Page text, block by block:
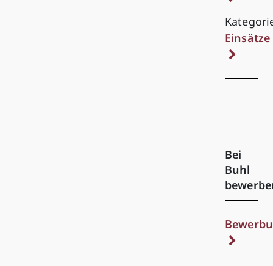
Einsätze
Bei
Buhl